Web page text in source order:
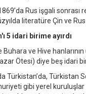
Rus işgali
literatüre Çin ve
5 idari birime ayırdı
Buhara ve Hive
Ötesi) diye beş idari
Türkistan’da,
gibi yerel kuruluşlar